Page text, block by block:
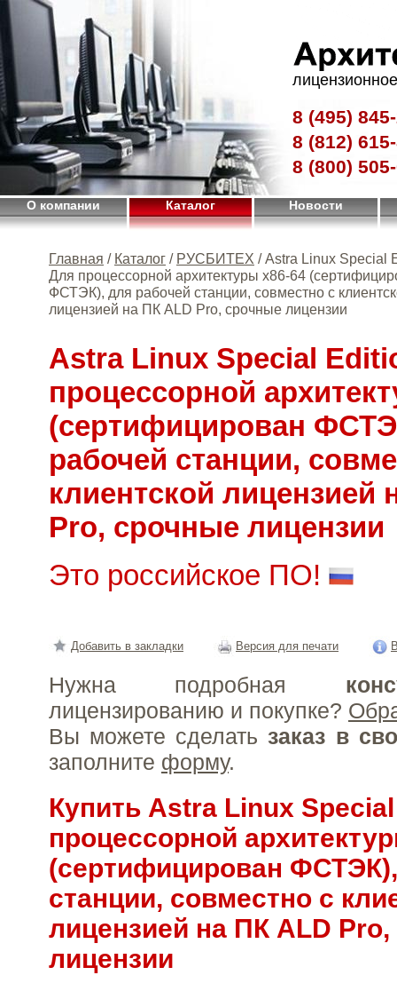
8 (495)
8 (812)
8 (800)
О компании Каталог Новости
Главная / Каталог / РУСБИТЕХ / Astra Linux Special
Для процессорной архитектуры х86-64
ФСТЭК), для рабочей станции, совместно с
лицензией на ПК ALD Pro, срочные лицензии
Astra Linux Special
процессорной
(сертифицирован
рабочей станции,
клиентской лицензией
Pro, срочные лицензии
Это российское ПО!
Добавить в закладки Версия для печати
Нужна подробная
лицензированию и покупке?
Вы можете сделать заказ в
заполните форму.
Купить Astra Linux
процессорной
(сертифицирован
станции, совместно с
лицензией на ПК ALD
лицензии